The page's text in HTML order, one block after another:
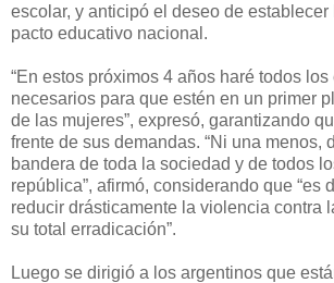
escolar, y anticipó el deseo de establecer
pacto educativo nacional.
“En estos próximos 4 años haré todos los
necesarios para que estén en un primer
de las mujeres”, expresó, garantizando
frente de sus demandas. “Ni una menos,
bandera de toda la sociedad y de todos
república”, afirmó, considerando que “es
reducir drásticamente la violencia contra
su total erradicación”.
Luego se dirigió a los argentinos que